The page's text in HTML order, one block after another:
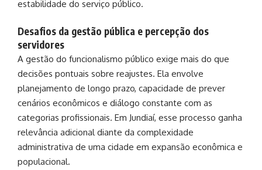
estabilidade do serviço público.
Desafios da gestão pública e percepção dos
servidores
A gestão do funcionalismo público exige mais do que
decisões pontuais sobre reajustes. Ela envolve
planejamento de longo prazo, capacidade de prever
cenários econômicos e diálogo constante com as
categorias profissionais. Em Jundiaí, esse processo ganha
relevância adicional diante da complexidade
administrativa de uma cidade em expansão econômica e
populacional.